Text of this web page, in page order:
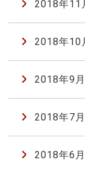
2018年11
2018年10
2018年9月
2018年7月
2018年6月